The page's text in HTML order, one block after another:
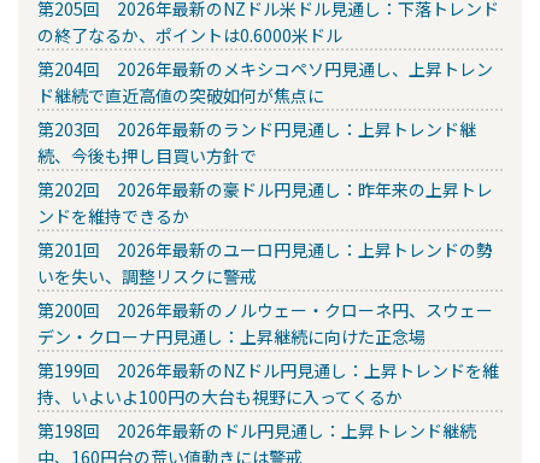
第205回 2026年最新のNZドル米ドル見通し：下落トレンド
の終了なるか、ポイントは0.6000米ドル
第204回 2026年最新のメキシコペソ円見通し、上昇トレン
ド継続で直近高値の突破如何が焦点に
第203回 2026年最新のランド円見通し：上昇トレンド継
続、今後も押し目買い方針で
第202回 2026年最新の豪ドル円見通し：昨年来の上昇トレ
ンドを維持できるか
第201回 2026年最新のユーロ円見通し：上昇トレンドの勢
いを失い、調整リスクに警戒
第200回 2026年最新のノルウェー・クローネ円、スウェー
デン・クローナ円見通し：上昇継続に向けた正念場
第199回 2026年最新のNZドル円見通し：上昇トレンドを維
持、いよいよ100円の大台も視野に入ってくるか
第198回 2026年最新のドル円見通し：上昇トレンド継続
中、160円台の荒い値動きには警戒